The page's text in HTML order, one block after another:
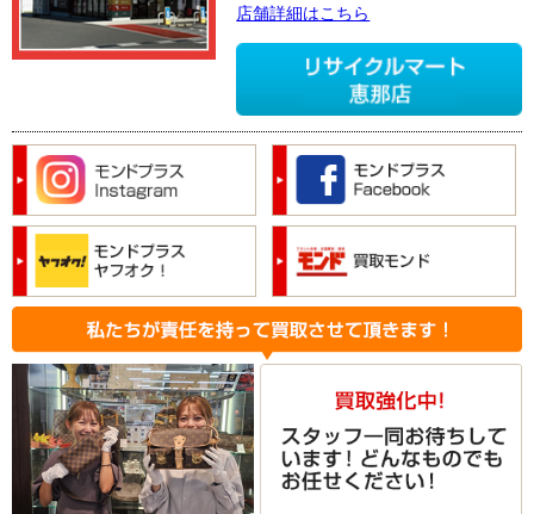
店舗詳細はこちら